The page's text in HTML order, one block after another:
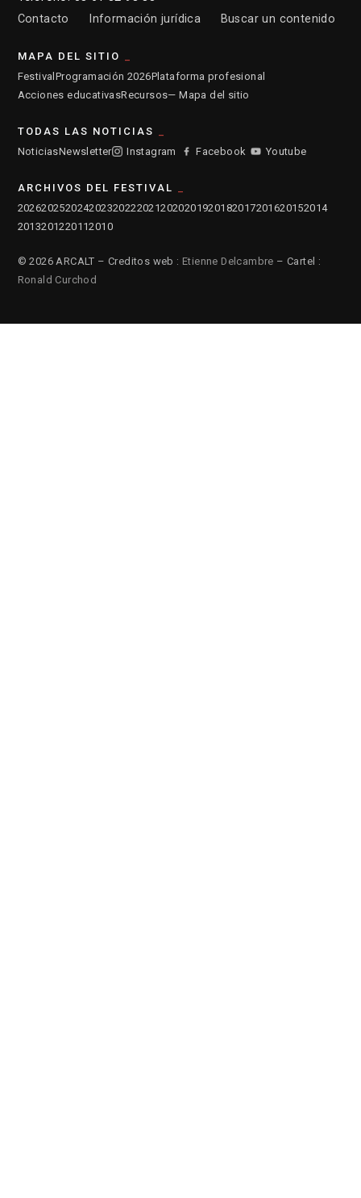
Contacto
Información jurídica Buscar un contenido
MAPA DEL SITIO
Festival Programación 2026Plataforma profesional
Acciones educativasRecursos— Mapa del sitio
TODAS LAS NOTICIAS
NoticiasNewsletter Instagram Facebook Youtube
ARCHIVOS DEL FESTIVAL
2026202520242023202220212020201920182017201620152014
2013201220112010
© 2026 ARCALT – Creditos web : Etienne Delcambre – Cartel :
Ronald Curchod